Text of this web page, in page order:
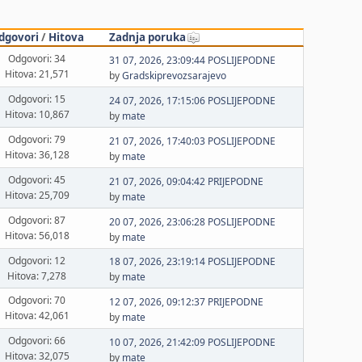
/ Hitova Zadnja poruka
Odgovori: 34
Hitova: 21,571
31 07, 2026, 23:09:44 POSLIJEPODNE
byGradskiprevozsarajevo
Odgovori: 15
Hitova: 10,867
24 07, 2026, 17:15:06 POSLIJEPODNE
by mate
Odgovori: 79
Hitova: 36,128
21 07, 2026, 17:40:03 POSLIJEPODNE
by mate
Odgovori: 45
Hitova: 25,709
21 07, 2026, 09:04:42 PRIJEPODNE
by mate
Odgovori: 87
Hitova: 56,018
20 07, 2026, 23:06:28 POSLIJEPODNE
by mate
Odgovori: 12
Hitova: 7,278
18 07, 2026, 23:19:14 POSLIJEPODNE
by mate
Odgovori: 70
Hitova: 42,061
12 07, 2026, 09:12:37 PRIJEPODNE
by mate
Odgovori: 66
Hitova: 32,075
10 07, 2026, 21:42:09 POSLIJEPODNE
by mate